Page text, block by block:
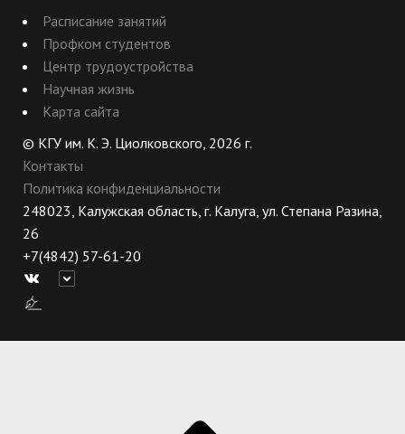
Расписание занятий
Профком студентов
Центр трудоустройства
Научная жизнь
Карта сайта
© КГУ им. К. Э. Циолковского, 2026 г.
Контакты
Политика конфиденциальности
248023, Калужская область, г. Калуга, ул. Степана Разина,
26
+7(4842) 57-61-20